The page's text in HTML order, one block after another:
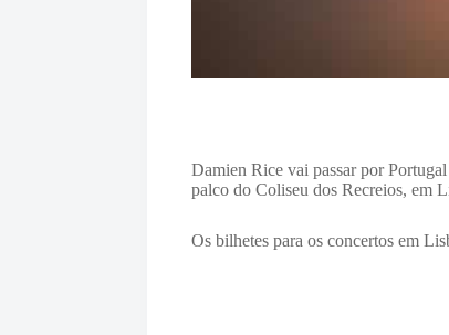
Damien Rice vai passar por
palco do Coliseu dos Recreios, em
Os bilhetes para os concertos em